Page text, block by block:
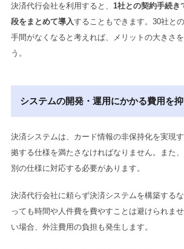
決済代行会社を利用すると、 1社との契約手続き
段をまとめて導入することもできます。30社と
手間がなくなると考えれば、メリットの大きさ
う。
システムの開発・運用にかかる費用を
決済システムは、カード情報の非保持化を実現
拠する仕様を満たさなければなりません。また
別の仕様に対応する必要があります。
決済代行会社に頼らず決済システムを構築する
っても時間や人件費を費やすことは避けられま
い場合、外注費用の負担も発生します。